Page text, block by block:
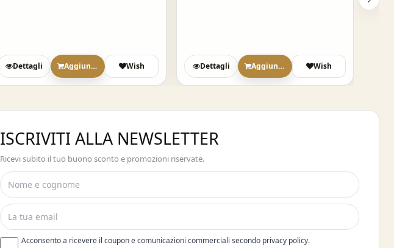
Dettagli Aggiungi Wish Dettagli Aggiungi Wish
ISCRIVITI ALLA NEWSLETTER
Ricevi subito il tuo buono sconto e promozioni riservate.
Acconsento a ricevere il coupon e comunicazioni commerciali secondo privacy policy.